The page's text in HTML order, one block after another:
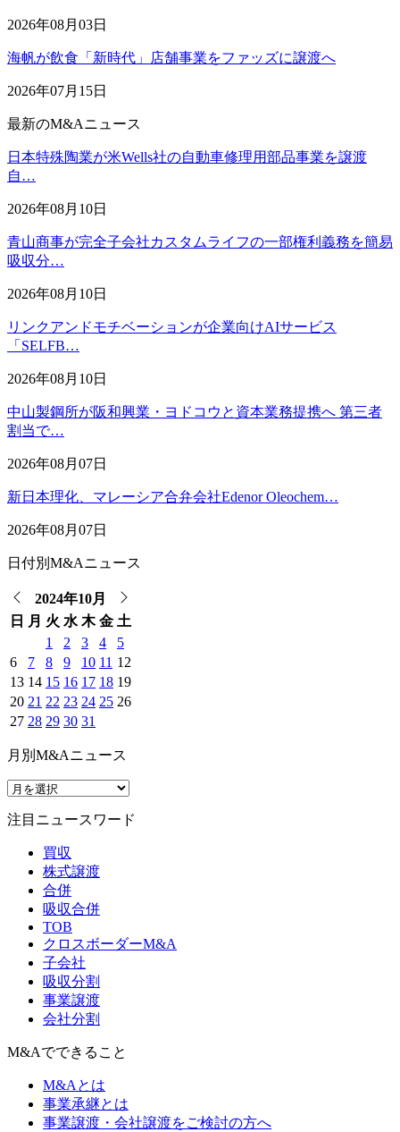
2026年08月03日
海帆が飲食「新時代」店舗事業をファッズに譲渡へ
2026年07月15日
最新のM&Aニュース
日本特殊陶業が米Wells社の自動車修理用部品事業を譲渡
自…
2026年08月10日
青山商事が完全子会社カスタムライフの一部権利義務を簡易
吸収分…
2026年08月10日
リンクアンドモチベーションが企業向けAIサービス
「SELFB…
2026年08月10日
中山製鋼所が阪和興業・ヨドコウと資本業務提携へ 第三者
割当で…
2026年08月07日
新日本理化、マレーシア合弁会社Edenor Oleochem…
2026年08月07日
日付別M&Aニュース
2024年10月
日
月 火 水 木 金 土
1
2 3 4
5
6
7 8 9 10 11 12
13 14 15 16 17 18 19
20 21 22 23 24 25 26
27 28 29 30 31
月別M&Aニュース
注目ニュースワード
買収
株式譲渡
合併
吸収合併
TOB
クロスボーダーM&A
子会社
吸収分割
事業譲渡
会社分割
M&Aでできること
M&Aとは
事業承継とは
事業譲渡・会社譲渡をご検討の方へ